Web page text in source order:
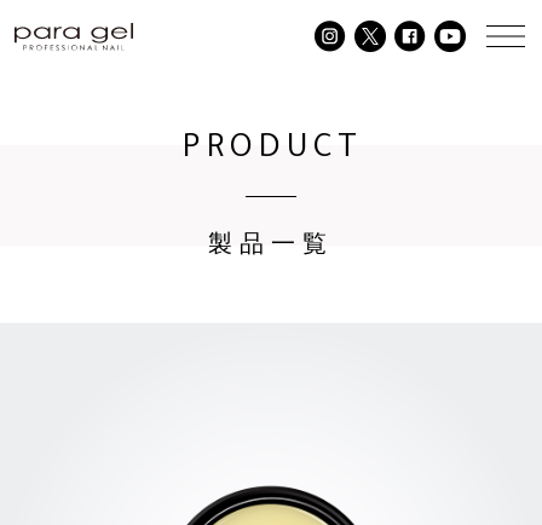
PRODUCT
製品一覧